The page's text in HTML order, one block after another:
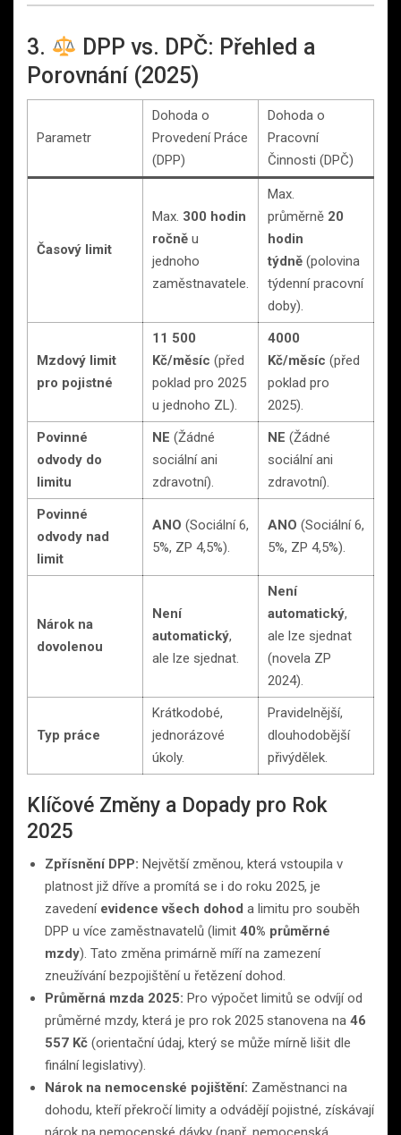
3.
DPP vs. DPČ: Přehled a
Porovnání (2025)
Parametr
Dohoda o
Provedení Práce
(DPP)
Dohoda o
Pracovní
Činnosti (DPČ)
Časový limit
Max. 300 hodin
ročně u
jednoho
zaměstnavatele.
Max.
průměrně 20
hodin
týdně (polovina
týdenní pracovní
doby).
Mzdový limit
pro pojistné
11 500
Kč/měsíc (před
poklad pro 2025
u jednoho ZL).
4000
Kč/měsíc (před
poklad pro
2025).
Povinné
odvody do
limitu
NE (Žádné
sociální ani
zdravotní).
NE (Žádné
sociální ani
zdravotní).
Povinné
odvody nad
limit
ANO (Sociální 6,
5%, ZP 4,5%).
ANO (Sociální 6,
5%, ZP 4,5%).
Nárok na
dovolenou
Není
automatický,
ale lze sjednat.
Není
automatický,
ale lze sjednat
(novela ZP
2024).
Typ práce
Krátkodobé,
jednorázové
úkoly.
Pravidelnější,
dlouhodobější
přivýdělek.
Klíčové Změny a Dopady pro Rok
2025
Zpřísnění DPP: Největší změnou, která vstoupila v
platnost již dříve a promítá se i do roku 2025, je
zavedení evidence všech dohod a limitu pro souběh
DPP u více zaměstnavatelů (limit 40% průměrné
mzdy). Tato změna primárně míří na zamezení
zneužívání bezpojištění u řetězení dohod.
Průměrná mzda 2025: Pro výpočet limitů se odvíjí od
průměrné mzdy, která je pro rok 2025 stanovena na 46
557 Kč (orientační údaj, který se může mírně lišit dle
finální legislativy).
Nárok na nemocenské pojištění: Zaměstnanci na
dohodu, kteří překročí limity a odvádějí pojistné, získávají